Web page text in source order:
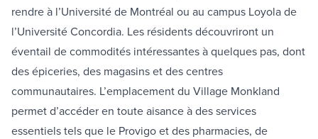
rendre à l’Université de Montréal ou au campus Loyola de
l’Université Concordia. Les résidents découvriront un
éventail de commodités intéressantes à quelques pas, dont
des épiceries, des magasins et des centres
communautaires. L’emplacement du Village Monkland
permet d’accéder en toute aisance à des services
essentiels tels que le Provigo et des pharmacies, de